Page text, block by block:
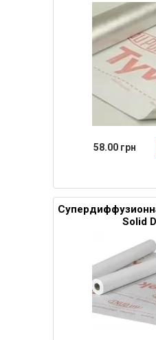
58.00 грн
Solid